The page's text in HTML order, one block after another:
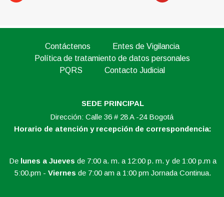
Contáctenos
Entes de Vigilancia
Política de tratamiento de datos personales
PQRS
Contacto Judicial
SEDE PRINCIPAL
Dirección: Calle 36 # 28 A -24 Bogotá
Horario de atención y recepción de correspondencia:
De lunes a Jueves de 7:00 a. m. a 12:00 p. m. y de 1:00 p.m a
5:00.pm - Viernes de 7:00 am a 1:00 pm Jornada Continua.